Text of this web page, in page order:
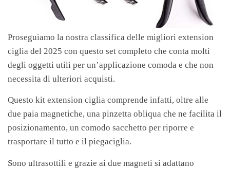
Proseguiamo la nostra classifica delle migliori extension
ciglia del 2025 con questo set completo che conta molti
degli oggetti utili per un’applicazione comoda e che non
necessita di ulteriori acquisti.
Questo kit extension ciglia comprende infatti, oltre alle
due paia magnetiche, una pinzetta obliqua che ne facilita il
posizionamento, un comodo sacchetto per riporre e
trasportare il tutto e il piegaciglia.
Sono ultrasottili e grazie ai due magneti si adattano